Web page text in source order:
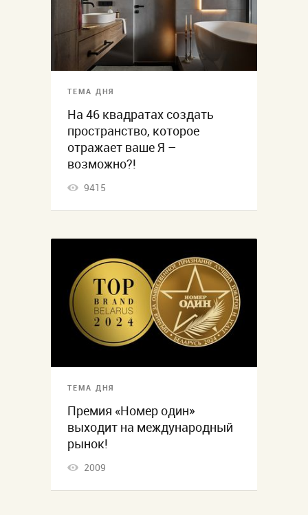
ТЕМА ДНЯ
На 46 квадратах создать
пространство, которое
отражает ваше Я –
возможно?!
9415
ТЕМА ДНЯ
Премия «Номер один»
выходит на международный
рынок!
2009